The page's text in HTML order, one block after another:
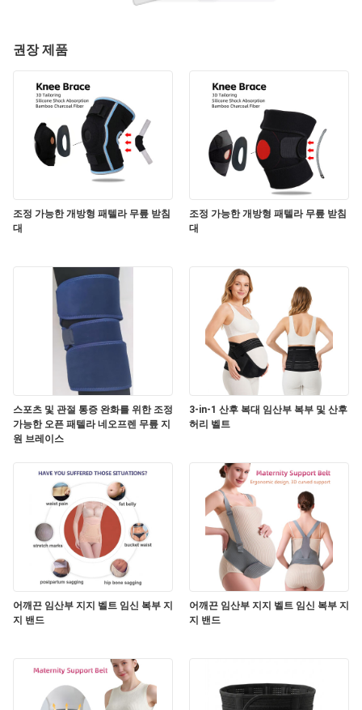
권장 제품
조정 가능한 개방형 패텔라 무릎 받침
대
조정 가능한 개방형 패텔라 무릎 받침
대
스포츠 및 관절 통증 완화를 위한 조정
가능한 오픈 패텔라 네오프렌 무릎 지
원 브레이스
3-in-1 산후 복대 임산부 복부 및 산후
허리 벨트
어깨끈 임산부 지지 벨트 임신 복부 지
지 밴드
어깨끈 임산부 지지 벨트 임신 복부 지
지 밴드